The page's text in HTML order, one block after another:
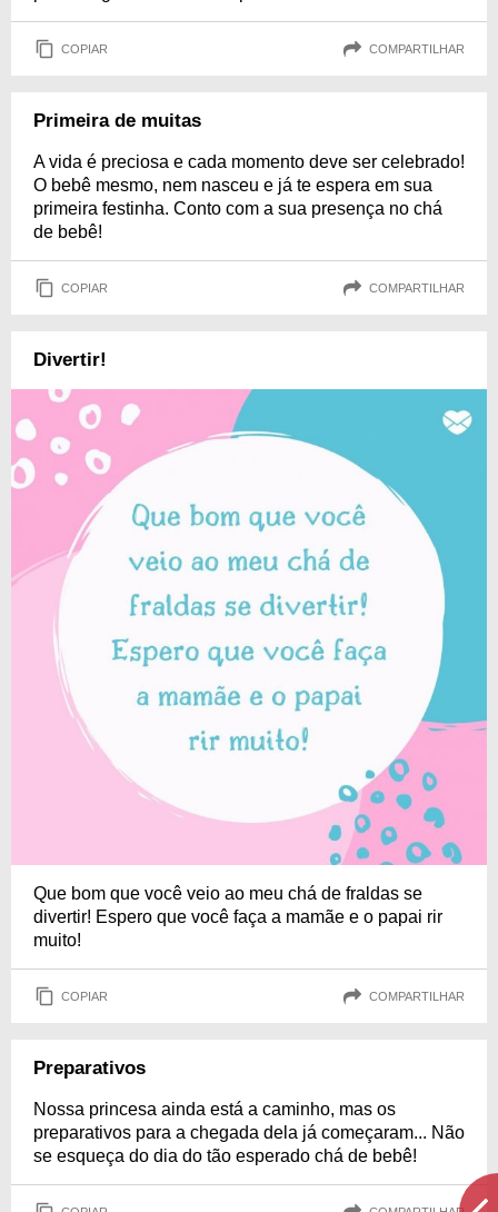
COPIAR COMPARTILHAR
Primeira de muitas
A vida é preciosa e cada momento deve ser celebrado!
O bebê mesmo, nem nasceu e já te espera em sua
primeira festinha. Conto com a sua presença no chá
de bebê!
COPIAR COMPARTILHAR
Divertir!
Que bom que você veio ao meu chá de fraldas se
divertir! Espero que você faça a mamãe e o papai rir
muito!
COPIAR COMPARTILHAR
Preparativos
Nossa princesa ainda está a caminho, mas os
preparativos para a chegada dela já começaram... Não
se esqueça do dia do tão esperado chá de bebê!